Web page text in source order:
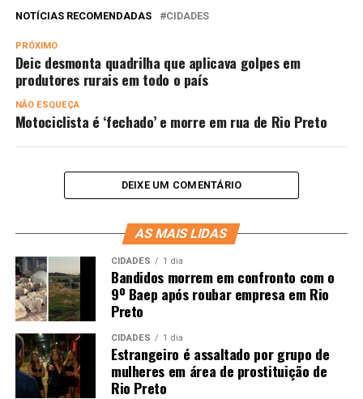
NOTÍCIAS RECOMENDADAS CIDADES
PRÓXIMO
Deic desmonta quadrilha que aplicava golpes em
produtores rurais em todo o país
NÃO ESQUEÇA
Motociclista é ‘fechado’ e morre em rua de Rio Preto
DEIXE UM COMENTÁRIO
AS MAIS LIDAS
CIDADES 1 dia
Bandidos morrem em confronto com o
9º Baep após roubar empresa em Rio
Preto
CIDADES 1 dia
Estrangeiro é assaltado por grupo de
mulheres em área de prostituição de
Rio Preto